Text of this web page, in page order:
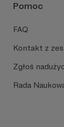
Pomoc
FAQ
Kontakt z
Zgłoś
Rada